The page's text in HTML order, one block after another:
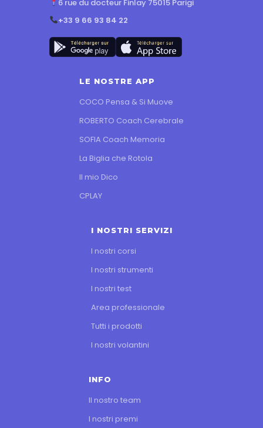
6 rue du docteur Finlay 75015 Parigi
+33 9 66 93 84 22
LE NOSTRE APP
COCO Pensa & Si Muove
ROBERTO Coach Cerebrale
SOFIA Coach Memoria
La Biglia che Rotola
Il mio Dico
CPLAY
I NOSTRI SERVIZI
I nostri corsi
I nostri strumenti
I nostri test
Area professionale
Tutti i prodotti
I nostri volantini
INFO
Il nostro team
I nostri premi